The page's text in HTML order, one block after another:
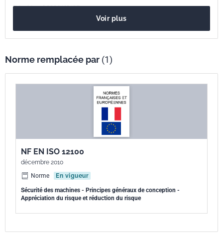
Parenté
EN ISO 12100-1/A1:2009
"Machines" 2006/42/CE.
Voir plus
Norme remplacée par (1)
NF EN ISO 12100
décembre 2010
Norme
En vigueur
Sécurité des machines - Principes généraux de conception -
Appréciation du risque et réduction du risque